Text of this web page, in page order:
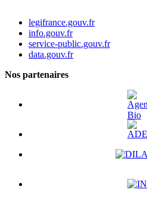
legifrance.gouv.fr
info.gouv.fr
service-public.gouv.fr
data.gouv.fr
Nos partenaires